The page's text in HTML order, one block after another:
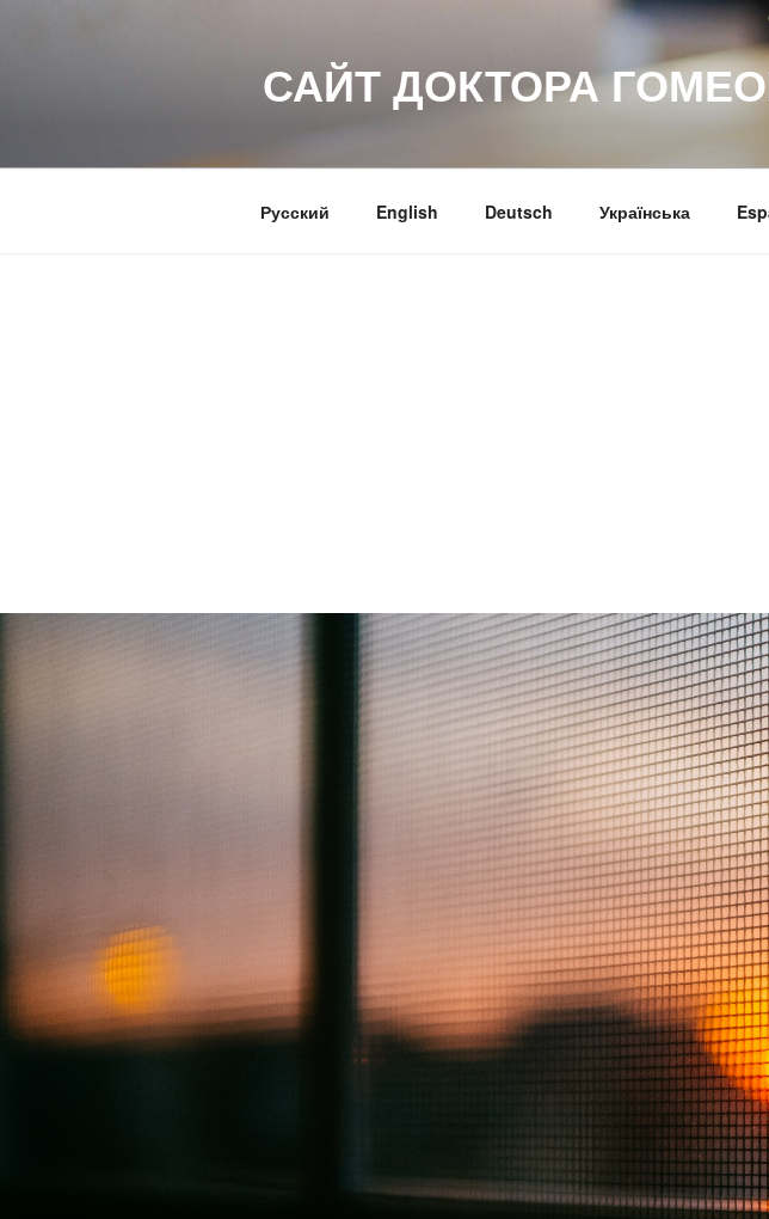
САЙТ ДОКТОРА
Русский English Deutsch Українська